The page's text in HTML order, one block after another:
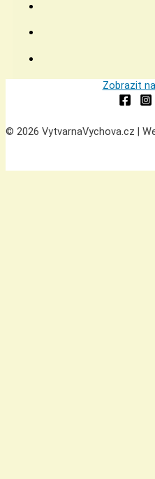
Zobrazit
© 2026 VytvarnaVychova.cz |